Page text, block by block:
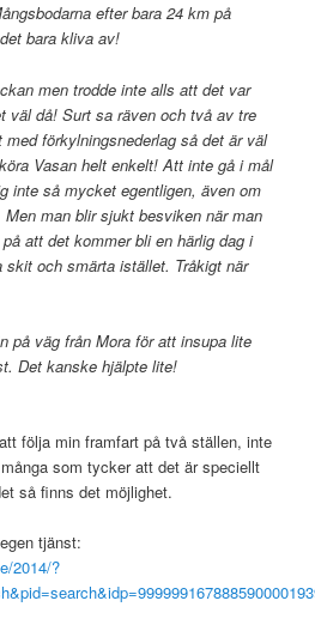
efter bara 24 km på
bara kliva av!
men trodde inte alls att det var
väl då! Surt sa räven och två av tre
förkylningsnederlag så det är väl
Vasan helt enkelt! Att inte gå i mål
inte så mycket egentligen, även om
man blir sjukt besviken när man
att det kommer bli en härlig dag i
skit och smärta istället. Tråkigt när
på väg från Mora för att insupa lite
Det kanske hjälpte lite!
följa min framfart på två ställen, inte
som tycker att det är speciellt
så finns det möjlighet.
tjänst:
2014/?